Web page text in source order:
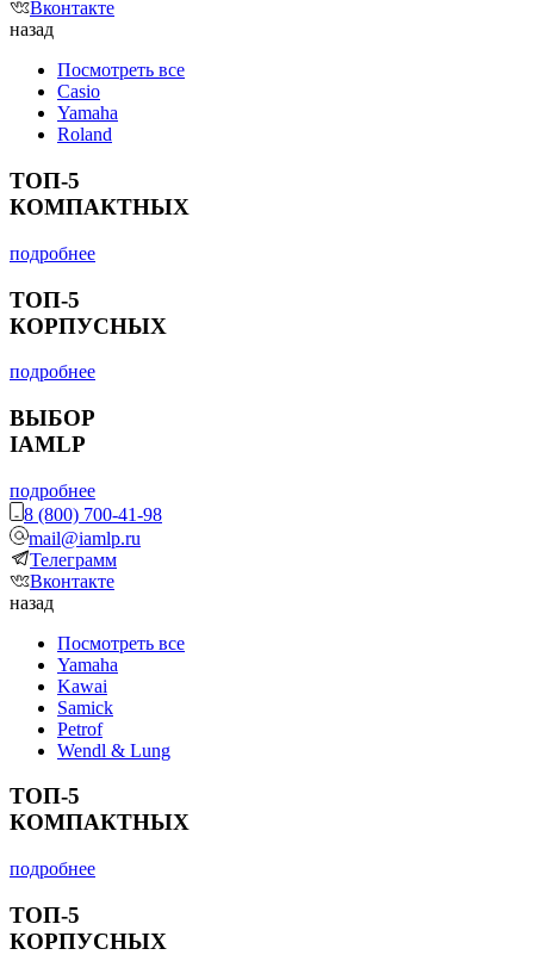
Вконтакте
назад
Посмотреть все
Casio
Yamaha
Roland
ТОП-5
КОМПАКТНЫХ
подробнее
ТОП-5
КОРПУСНЫХ
подробнее
ВЫБОР
IAMLP
подробнее
8 (800) 700-41-98
mail@iamlp.ru
Телеграмм
Вконтакте
назад
Посмотреть все
Yamaha
Kawai
Samick
Petrof
Wendl & Lung
ТОП-5
КОМПАКТНЫХ
подробнее
ТОП-5
КОРПУСНЫХ